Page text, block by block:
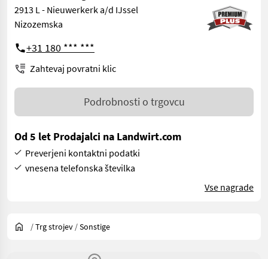
2913 L - Nieuwerkerk a/d IJssel
Nizozemska
+31 180 *** ***
Zahtevaj povratni klic
Podrobnosti o trgovcu
Od 5 let Prodajalci na Landwirt.com
Preverjeni kontaktni podatki
vnesena telefonska številka
Vse nagrade
/Trg strojev /Sonstige